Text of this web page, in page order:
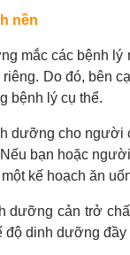
nền
mắc các bệnh lý
Do đó, bên
bệnh lý cụ thể.
dưỡng cho
bạn hoặc
kế hoạch ăn
dưỡng cản trở
độ dinh dưỡng đầy